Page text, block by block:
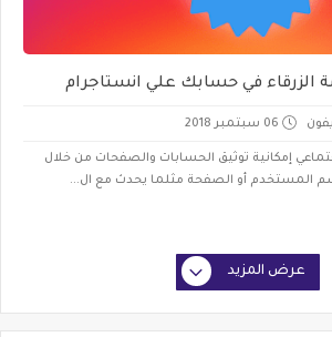
الزرقاء في حسابك علي انستاجرام
06 سبتمبر 2018
إمكانية توثيق الحسابات والصفحات من خلال
المستخدم أو الصفحة مثلما يحدث مع ال...
عرض المزيد